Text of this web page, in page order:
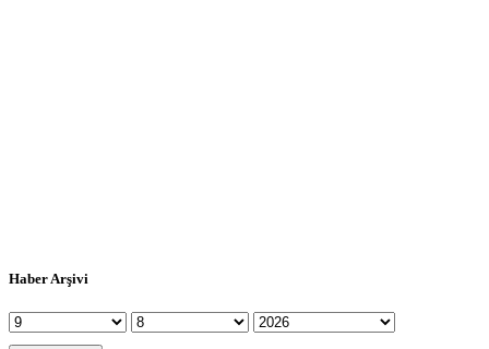
Haber Arşivi